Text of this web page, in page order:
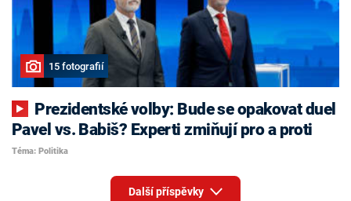
15 fotografií
Pavel vs. Babiš? Experti zmiňují pro a proti
Téma: Politika
Další příspěvky